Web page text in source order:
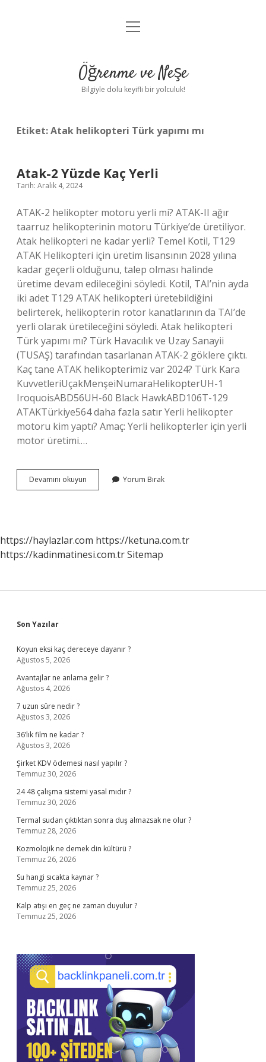
Anasayfa
Yasal Uyarı
menüyü
Öğrenme ve Neşe
Bilgiyle dolu keyifli bir yolculuk!
Etiket:Atak helikopteri Türk yapımı mı
Atak-2 Yüzde Kaç Yerli
Tarih: Aralık 4, 2024
ATAK-2 helikopter motoru yerli mi? ATAK-II ağır
taarruz helikopterinin motoru Türkiye’de üretiliyor.
Atak helikopteri ne kadar yerli? Temel Kotil, T129
ATAK Helikopteri için üretim lisansının 2028 yılına
kadar geçerli olduğunu, talep olması halinde
üretime devam edileceğini söyledi. Kotil, TAI’nin ayda
iki adet T129 ATAK helikopteri üretebildiğini
belirterek, helikopterin rotor kanatlarının da TAI’de
yerli olarak üretileceğini söyledi. Atak helikopteri
Türk yapımı mı? Türk Havacılık ve Uzay Sanayii
(TUSAŞ) tarafından tasarlanan ATAK-2 göklere çıktı.
Kaç tane ATAK helikopterimiz var 2024? Türk Kara
KuvvetleriUçakMenşeiNumaraHelikopterUH-1
IroquoisABD56UH-60 Black HawkABD106T-129
ATAKTürkiye564 daha fazla satır Yerli helikopter
motoru kim yaptı? Amaç: Yerli helikopterler için yerli
motor üretimi.…
Devamını okuyun
2
Yorum Bırak
https://haylazlar.com https://ketuna.com.tr
https://kadinmatinesi.com.trSitemap
Sidebar
Son Yazılar
Koyun eksi kaç dereceye dayanır ?
Ağustos 5, 2026
Avantajlar ne anlama gelir ?
Ağustos 4, 2026
7 uzun sûre nedir ?
Ağustos 3, 2026
36’lık film ne kadar ?
Ağustos 3, 2026
Şirket KDV ödemesi nasıl yapılır ?
Temmuz 30, 2026
24 48 çalışma sistemi yasal mıdır ?
Temmuz 30, 2026
Termal sudan çıktıktan sonra duş almazsak ne olur ?
Temmuz 28, 2026
Kozmolojik ne demek din kültürü ?
Temmuz 26, 2026
Su hangi sıcakta kaynar ?
Temmuz 25, 2026
Kalp atışı en geç ne zaman duyulur ?
Temmuz 25, 2026